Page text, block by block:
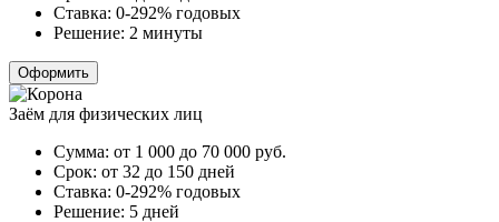
Ставка: 0-292% годовых
Решение: 2 минуты
Оформить
Заём для физических лиц
Сумма: от 1 000 до 70 000 руб.
Срок: от 32 до 150 дней
Ставка: 0-292% годовых
Решение: 5 дней